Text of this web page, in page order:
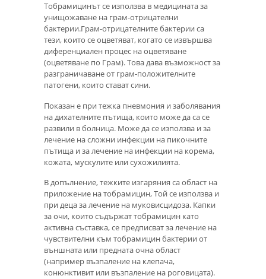
Тобрамицинът се използва в медицината за
унищожаване на грам-отрицателни
бактерии.Грам-отрицателните бактерии са
тези, които се оцветяват, когато се извършва
диференциален процес на оцветяване
(оцветяване по Грам). Това дава възможност за
разграничаване от грам-положителните
патогени, които стават сини.
Показан е при тежка пневмония и заболявания
на дихателните пътища, които може да са се
развили в болница. Може да се използва и за
лечение на сложни инфекции на пикочните
пътища и за лечение на инфекции на корема,
кожата, мускулите или сухожилията.
В допълнение, тежките изгаряния са област на
приложение на тобрамицин, Той се използва и
при деца за лечение на муковисцидоза. Капки
за очи, които съдържат тобрамицин като
активна съставка, се предписват за лечение на
чувствителни към тобрамицин бактерии от
външната или предната очна област
(например възпаление на клепача,
конюнктивит или възпаление на роговицата).